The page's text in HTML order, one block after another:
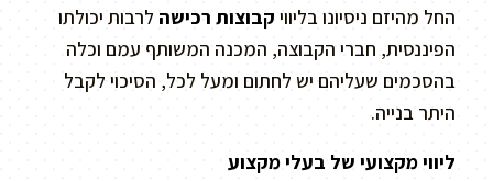
החל מהיזם ניסיונו בליווי קבוצות רכישה לרבות יכולתו
הפיננסית, חברי הקבוצה, המכנה המשותף עמם וכלה
בהסכמים שעליהם יש לחתום ומעל לכל, הסיכוי לקבל
היתר בנייה.
ליווי מקצועי של בעלי מקצוע